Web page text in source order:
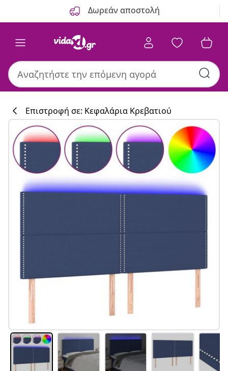
Δωρεάν αποστολή
#sharemevidaxl
Συλλογή
Επιστροφή σε: Κεφαλάρια Κρεβατιού